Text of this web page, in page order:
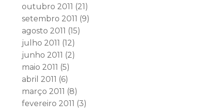
outubro 2011 (21)
setembro 2011 (9)
agosto 2011 (15)
julho 2011 (12)
junho 2011 (2)
maio 2011 (5)
abril 2011 (6)
março 2011 (8)
fevereiro 2011 (3)